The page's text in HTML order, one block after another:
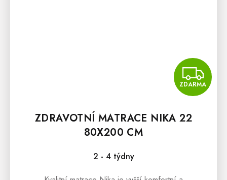
ZDARMA
ZDRAVOTNÍ MATRACE NIKA 22
80X200 CM
2 - 4 týdny